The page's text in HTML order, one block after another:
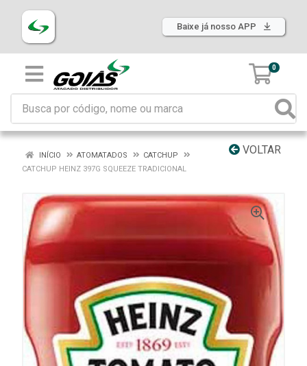
Baixe já nosso APP
0
VOLTAR
INÍCIO ATOMATADOS
CATCHUP
CATCHUP HEINZ 397G SQUEEZE TRADICIONAL